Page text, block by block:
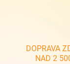
DOPRAVA
NAD 2